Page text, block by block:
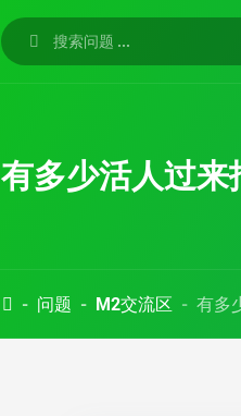
有多少活人过来
问题 M2交流区 有多